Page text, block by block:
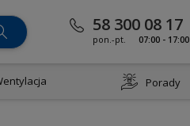
58 300 08 17
pon.-pt. 07:00 - 17:00
Porady